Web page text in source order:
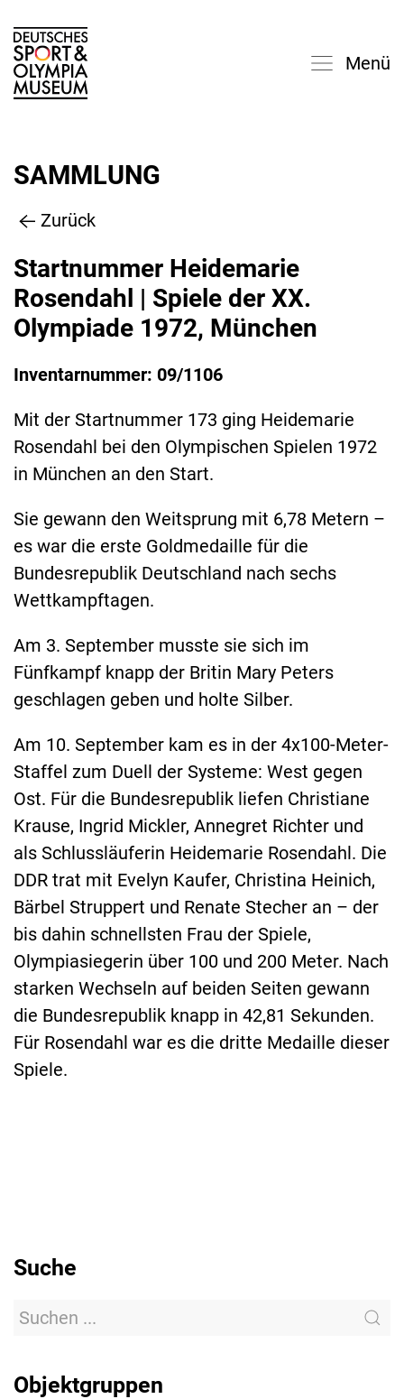
Menü
SAMMLUNG
Zurück
Startnummer Heidemarie
Rosendahl | Spiele der XX.
Olympiade 1972, München
Inventarnummer: 09/1106
Mit der Startnummer 173 ging Heidemarie
Rosendahl bei den Olympischen Spielen 1972
in München an den Start.
Sie gewann den Weitsprung mit 6,78 Metern –
es war die erste Goldmedaille für die
Bundesrepublik Deutschland nach sechs
Wettkampftagen.
Am 3. September musste sie sich im
Fünfkampf knapp der Britin Mary Peters
geschlagen geben und holte Silber.
Am 10. September kam es in der 4x100-Meter-
Staffel zum Duell der Systeme: West gegen
Ost. Für die Bundesrepublik liefen Christiane
Krause, Ingrid Mickler, Annegret Richter und
als Schlussläuferin Heidemarie Rosendahl. Die
DDR trat mit Evelyn Kaufer, Christina Heinich,
Bärbel Struppert und Renate Stecher an – der
bis dahin schnellsten Frau der Spiele,
Olympiasiegerin über 100 und 200 Meter. Nach
starken Wechseln auf beiden Seiten gewann
die Bundesrepublik knapp in 42,81 Sekunden.
Für Rosendahl war es die dritte Medaille dieser
Spiele.
Suche
Objektgruppen